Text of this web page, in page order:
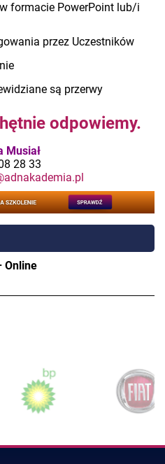
formacie PowerPoint lub/i
przez Uczestników
są przerwy
odpowiemy.
Musiał
28 33
Online